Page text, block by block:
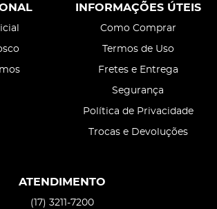
INFORMAÇÕES ÚTEIS
Como Comprar
Termos de Uso
Fretes e Entrega
Segurança
Política de Privacidade
Trocas e Devoluções
ATENDIMENTO
(17) 3211-7200